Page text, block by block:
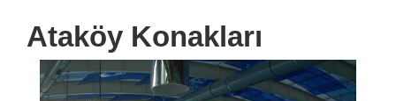
Ataköy Konakları